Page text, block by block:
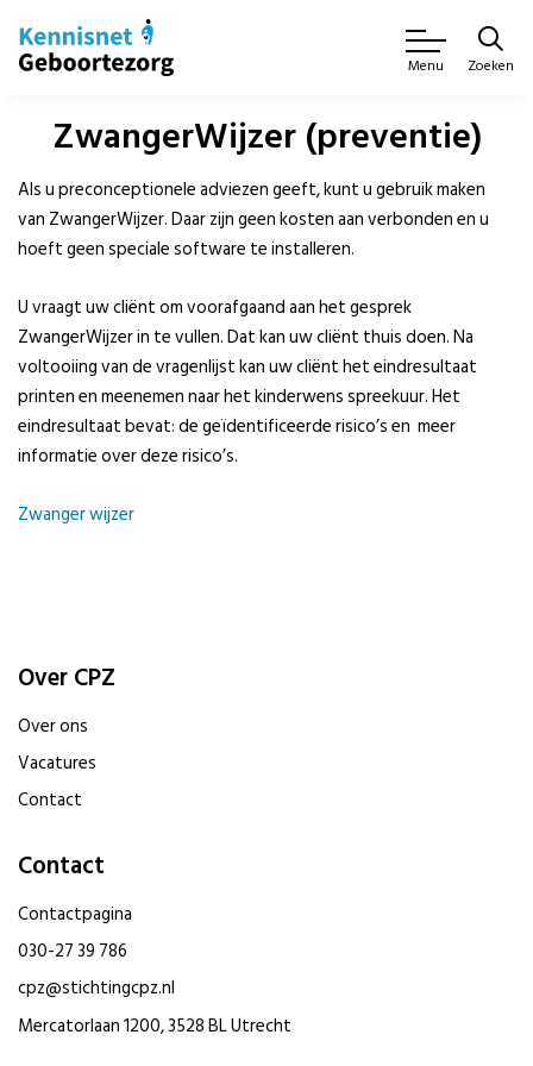
Menu Zoeken
ZwangerWijzer (preventie)
Als u preconceptionele adviezen geeft, kunt u gebruik maken
van ZwangerWijzer. Daar zijn geen kosten aan verbonden en u
hoeft geen speciale software te installeren.
U vraagt uw cliënt om voorafgaand aan het gesprek
ZwangerWijzer in te vullen. Dat kan uw cliënt thuis doen. Na
voltooiing van de vragenlijst kan uw cliënt het eindresultaat
printen en meenemen naar het kinderwens spreekuur. Het
eindresultaat bevat: de geïdentificeerde risico’s en meer
informatie over deze risico’s.
Zwanger wijzer
Over CPZ
Over ons
Vacatures
Contact
Contact
Contactpagina
030-27 39 786
cpz@stichtingcpz.nl
Mercatorlaan 1200, 3528 BL Utrecht